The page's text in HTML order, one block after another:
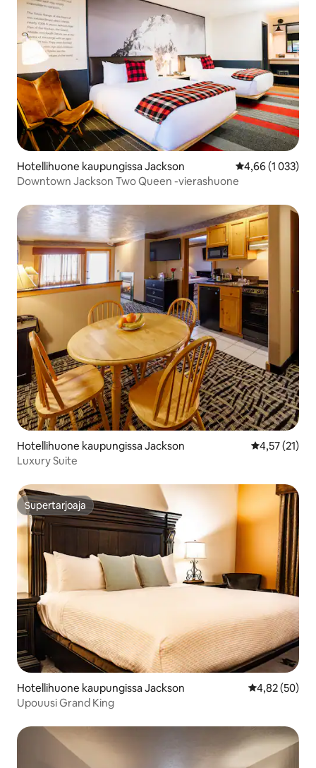
Hotellihuone kaupungissa Jackson
4,66 (1 033)
Downtown Jackson Two Queen -vierashuone
Hotellihuone kaupungissa Jackson
4,57 (21)
Luxury Suite
Supertarjoaja
Supertarjoaja
Hotellihuone kaupungissa Jackson
4,82 (50)
Upouusi Grand King